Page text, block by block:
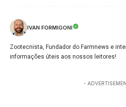
IVAN FORMIGONI
Zootecnista, Fundador do Farmnews e
informações úteis aos nossos leitores!
-